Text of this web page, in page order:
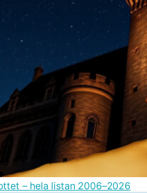
– hela listan 2006–2026